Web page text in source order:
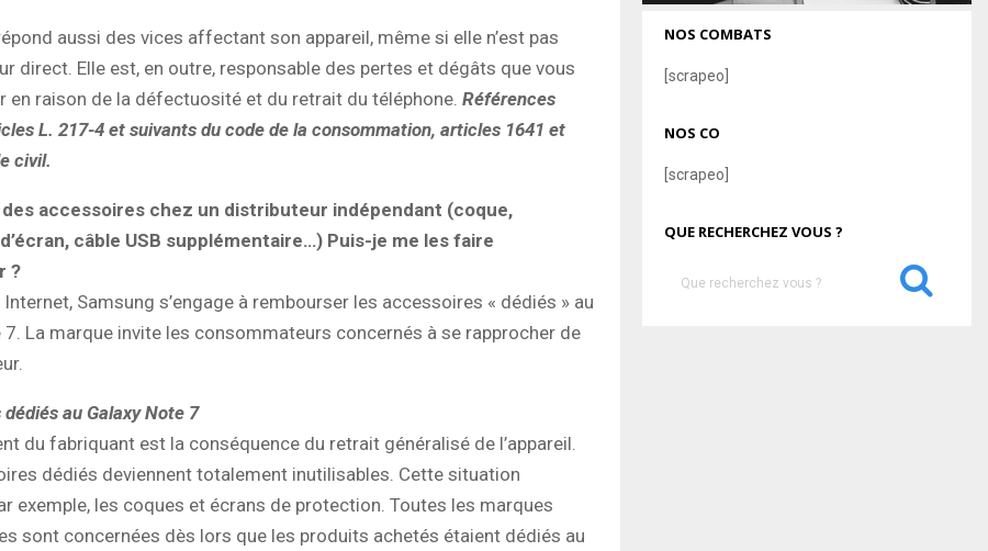
aussi des vices affectant son appareil, même si elle n’est pas
direct. Elle est, en outre, responsable des pertes et dégâts que vous
en raison de la défectuosité et du retrait du téléphone. Références
L. 217-4 et suivants du code de la consommation, articles 1641 et
civil.
des accessoires chez un distributeur indépendant (coque,
câble USB supplémentaire…) Puis-je me les faire
?
Samsung s’engage à rembourser les accessoires « dédiés » au
7. La marque invite les consommateurs concernés à se rapprocher de
au Galaxy Note 7
du fabriquant est la conséquence du retrait généralisé de l’appareil.
dédiés deviennent totalement inutilisables. Cette situation
exemple, les coques et écrans de protection. Toutes les marques
sont concernées dès lors que les produits achetés étaient dédiés au
NOS COMBATS
[scrapeo]
NOS CO
[scrapeo]
QUE RECHERCHEZ VOUS ?